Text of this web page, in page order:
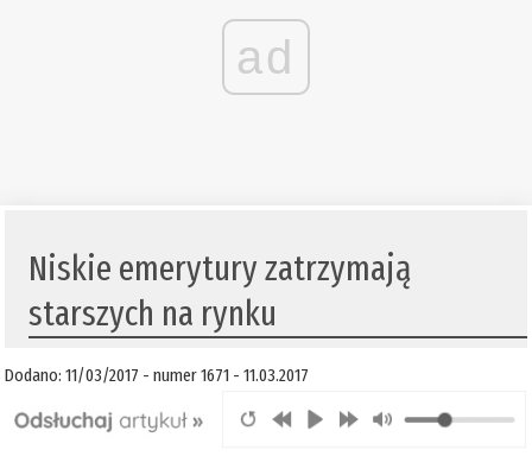
ad
​Niskie emerytury zatrzymają
starszych na rynku
Dodano: 11/03/2017 - numer 1671 - 11.03.2017